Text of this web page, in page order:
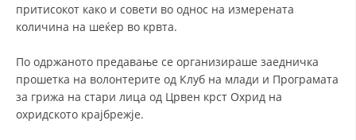
MЕЃУНАРОДНО ХУМАНИТАРНО ПРАВО
УПОТРЕБА И ЗАШТИТА НА АМБЛЕМОТ
СОЦИЈАЛНО ХУМАНИТАРНА ДЕЈНОСТ
притисокот како и совети во однос на измерената
количина на шеќер во крвта.
По одржаното предавање се организираше заедничка
прошетка на волонтерите од Клуб на млади и Програмата
за грижа на стари лица од Црвен крст Охрид на
охридското крајбрежје.